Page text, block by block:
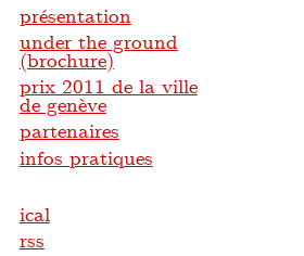
présentation
under the ground
(brochure)
prix 2011 de la ville
de genève
partenaires
infos pratiques
ical
rss